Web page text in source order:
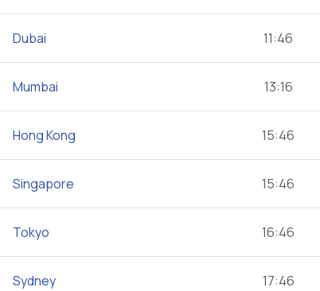
Dubai 11:46
Mumbai 13:16
Hong Kong 15:46
Singapore 15:46
Tokyo 16:46
Sydney 17:46